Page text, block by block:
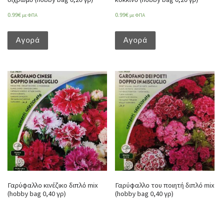
0.99€ με ΦΠΑ
Αγορά
0.99€ με ΦΠΑ
Αγορά
Γαρύφαλλο κινέζικο διπλό mix
(hobby bag 0,40 γρ)
Γαρύφαλλο του ποιητή διπλό mix
(hobby bag 0,40 γρ)